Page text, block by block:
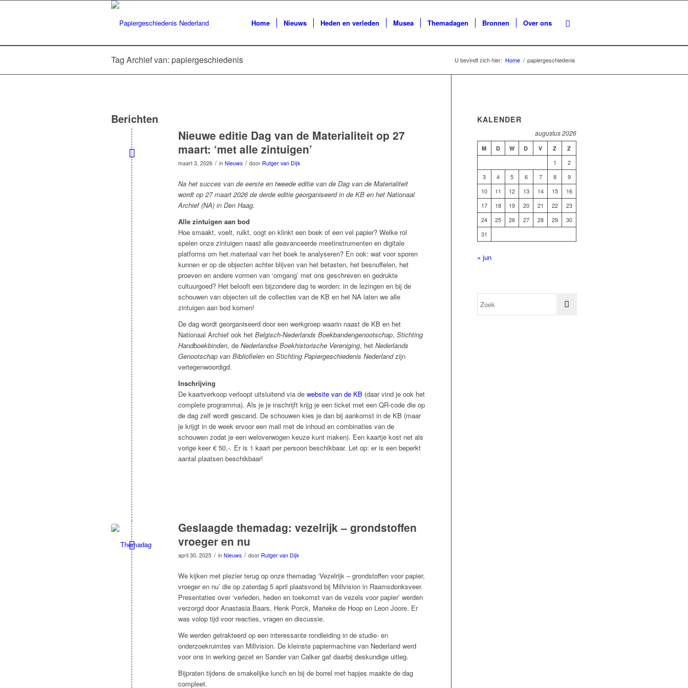
Home Nieuws Heden en verleden Musea Themadagen Bronnen Over ons
Tag Archief van: papiergeschiedenis U bevindt zich hier: Home / papiergeschiedenis
Berichten
Nieuwe editie Dag van de Materialiteit op 27
maart: ‘met alle zintuigen’
maart 3, 2026 / in Nieuws / door Rutger van Dijk
Na het succes van de eerste en tweede editie van de Dag van de Materialiteit
wordt op 27 maart 2026 de derde editie georganiseerd in de KB en het Nationaal
Archief (NA) in Den Haag.
Alle zintuigen aan bod
Hoe smaakt, voelt, ruikt, oogt en klinkt een boek of een vel papier? Welke rol
spelen onze zintuigen naast alle geavanceerde meetinstrumenten en digitale
platforms om het materiaal van het boek te analyseren? En ook: wat voor sporen
kunnen er op de objecten achter blijven van het betasten, het besnuffelen, het
proeven en andere vormen van ‘omgang’ met ons geschreven en gedrukte
cultuurgoed? Het belooft een bijzondere dag te worden: in de lezingen en bij de
schouwen van objecten uit de collecties van de KB en het NA laten we alle
zintuigen aan bod komen!
De dag wordt georganiseerd door een werkgroep waarin naast de KB en het
Nationaal Archief ook het Belgisch-Nederlands Boekbandengenootschap, Stichting
Handboekbinden, de Nederlandse Boekhistorische Vereniging, het Nederlands
Genootschap van Bibliofielen en Stichting Papiergeschiedenis Nederlandzijn
vertegenwoordigd.
Inschrijving
De kaartverkoop verloopt uitsluitend via de website van de KB (daar vind je ook het
complete programma). Als je je inschrijft krijg je een ticket met een QR-code die op
de dag zelf wordt gescand. De schouwen kies je dan bij aankomst in de KB (maar
je krijgt in de week ervoor een mail met de inhoud en combinaties van de
schouwen zodat je een weloverwogen keuze kunt maken). Een kaartje kost net als
vorige keer € 50,-. Er is 1 kaart per persoon beschikbaar. Let op: er is een beperkt
aantal plaatsen beschikbaar!
Geslaagde themadag: vezelrijk – grondstoffen
vroeger en nu
april 30, 2025 / in Nieuws / door Rutger van Dijk
We kijken met plezier terug op onze themadag ‘Vezelrijk – grondstoffen voor papier,
vroeger en nu’ die op zaterdag 5 april plaatsvond bij Millvision in Raamsdonksveer.
Presentaties over ‘verleden, heden en toekomst van de vezels voor papier’ werden
verzorgd door Anastasia Baars, Henk Porck, Marieke de Hoop en Leon Joore. Er
was volop tijd voor reacties, vragen en discussie.
We werden getrakteerd op een interessante rondleiding in de studie- en
onderzoekruimtes van Millvision. De kleinste papiermachine van Nederland werd
voor ons in werking gezet en Sander van Calker gaf daarbij deskundige uitleg.
Bijpraten tijdens de smakelijke lunch en bij de borrel met hapjes maakte de dag
compleet.
KALENDER
augustus 2026
M D W D V Z Z
1
2
3
4 5 6 7 8
9
10
11 12 13 14 15
16
17
18 19 20 21 22
23
24
25 26 27 28 29
30
31
« jun